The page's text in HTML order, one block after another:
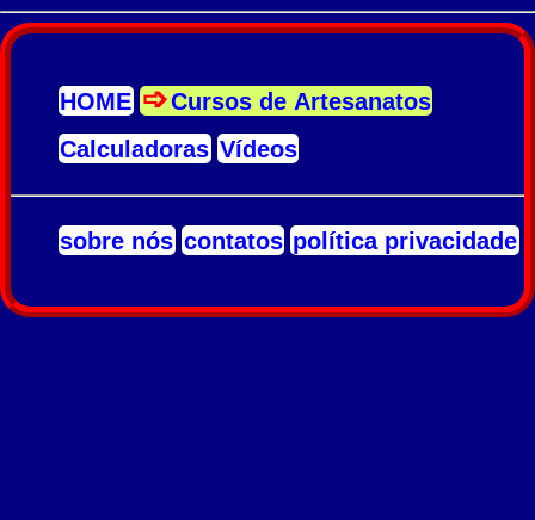
HOME
Cursos de Artesanatos
Calculadoras Vídeos
sobre nós contatos política privacidade